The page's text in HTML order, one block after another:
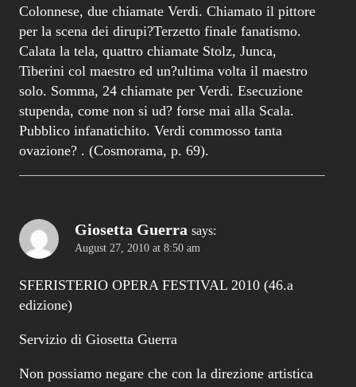
Colonnese, due chiamate Verdi. Chiamato il pittore
per la scena dei dirupi?Terzetto finale fanatismo.
Calata la tela, quattro chiamate Stolz, Junca,
Tiberini col maestro ed un?ultima volta il maestro
solo. Somma, 24 chiamate per Verdi. Esecuzione
stupenda, come non si ud? forse mai alla Scala.
Pubblico infanatichito. Verdi commosso tanta
ovazione? . (Cosmorama, p. 69).
Giosetta Guerra says:
August 27, 2010 at 8:50 am
SFERISTERIO OPERA FESTIVAL 2010 (46.a
edizione)
Servizio di Giosetta Guerra
Non possiamo negare che con la direzione artistica